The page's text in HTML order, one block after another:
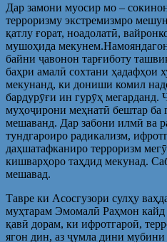
Дар замони муосир мо –
терроризму экстремизмро
қатлу ғорат, ноадолатӣ,
мушоҳида
байни ҷавонон тарғиботу
баҳри амалӣ сохтани ҳадафҳои
мекунанд, ки дониши комил
бардурӯғи ин гурӯҳ мегарданд.
муҳоҷирони меҳнатӣ бештар ба
мешаванд. Дар забони илмӣ ва
тундгароиро радикализм,
даҳшатафканиро терроризм
кишварҳоро таҳдид мекунад.
мешавад.
Тавре ки Асосгузори сулҳу
муҳтарам Эмомалӣ Раҳмон
қавӣ дорам, ки ифротгароӣ,
ягон дин, аз ҷумла дини